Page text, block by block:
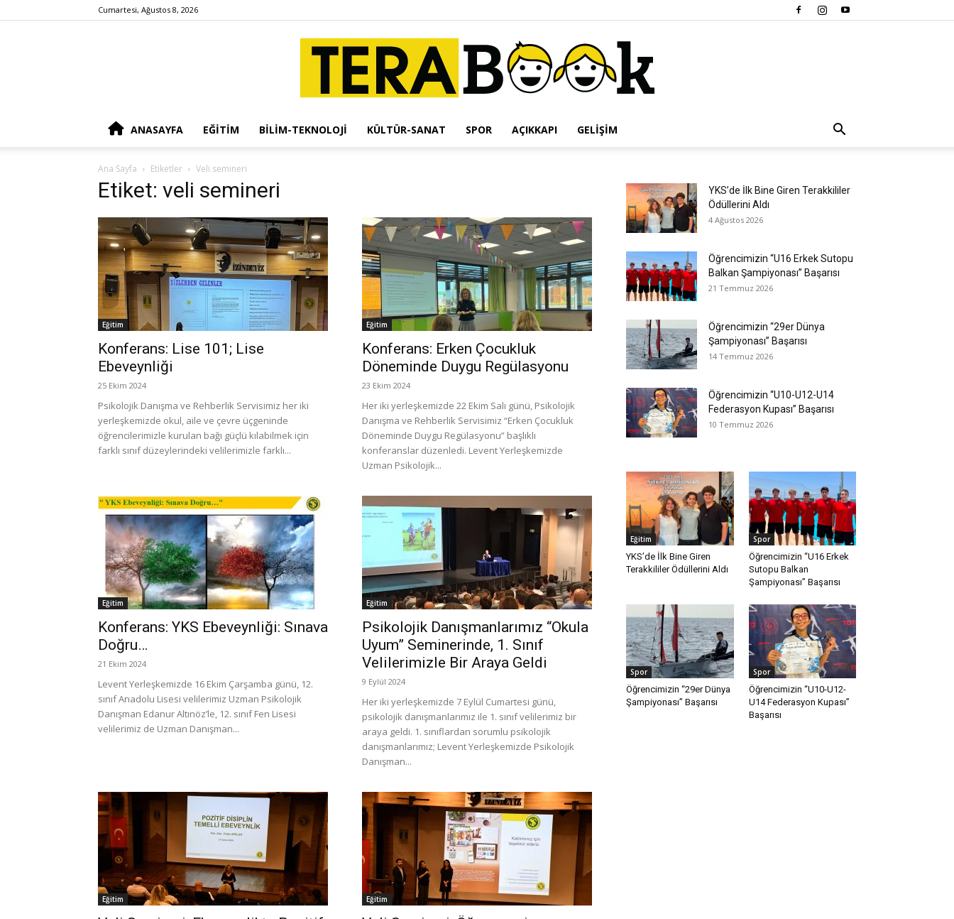
Cumartesi, Ağustos 8, 2026
ANASAYFA EĞITIM BILIM-TEKNOLOJI KÜLTÜR-SANAT SPOR AÇIKKAPI GELIŞIM
Ana Sayfa Etiketler Veli semineri
Etiket: veli semineri
Eğitim
Konferans: Lise 101; Lise
Ebeveynliği
25 Ekim 2024
Psikolojik Danışma ve Rehberlik Servisimiz her iki
yerleşkemizde okul, aile ve çevre üçgeninde
öğrencilerimizle kurulan bağı güçlü kılabilmek için
farklı sınıf düzeylerindeki velilerimizle farklı...
Eğitim
Konferans: Erken Çocukluk
Döneminde Duygu Regülasyonu
23 Ekim 2024
Her iki yerleşkemizde 22 Ekim Salı günü, Psikolojik
Danışma ve Rehberlik Servisimiz “Erken Çocukluk
Döneminde Duygu Regülasyonu” başlıklı
konferanslar düzenledi. Levent Yerleşkemizde
Uzman Psikolojik...
Eğitim
Konferans: YKS Ebeveynliği: Sınava
Doğru…
21 Ekim 2024
Levent Yerleşkemizde 16 Ekim Çarşamba günü, 12.
sınıf Anadolu Lisesi velilerimiz Uzman Psikolojik
Danışman Edanur Altınöz’le, 12. sınıf Fen Lisesi
velilerimiz de Uzman Danışman...
Eğitim
Psikolojik Danışmanlarımız “Okula
Uyum” Seminerinde, 1. Sınıf
Velilerimizle Bir Araya Geldi
9 Eylül 2024
Her iki yerleşkemizde 7 Eylül Cumartesi günü,
psikolojik danışmanlarımız ile 1. sınıf velilerimiz bir
araya geldi. 1. sınıflardan sorumlu psikolojik
danışmanlarımız; Levent Yerleşkemizde Psikolojik
Danışman...
Eğitim Eğitim
YKS’de İlk Bine Giren Terakkililer
Ödüllerini Aldı
4 Ağustos 2026
Öğrencimizin “U16 Erkek Sutopu
Balkan Şampiyonası” Başarısı
21 Temmuz 2026
Öğrencimizin “29er Dünya
Şampiyonası” Başarısı
14 Temmuz 2026
Öğrencimizin “U10-U12-U14
Federasyon Kupası” Başarısı
10 Temmuz 2026
Eğitim
YKS’de İlk Bine Giren
Terakkililer Ödüllerini Aldı
Spor
Öğrencimizin “U16 Erkek
Sutopu Balkan
Şampiyonası” Başarısı
Spor
Öğrencimizin “29er Dünya
Şampiyonası” Başarısı
Spor
Öğrencimizin “U10-U12-
U14 Federasyon Kupası”
Başarısı